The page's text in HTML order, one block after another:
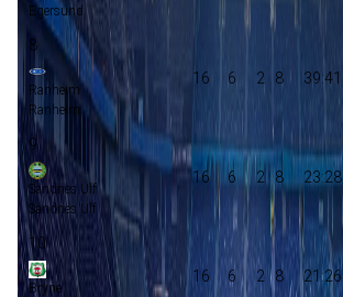
Egersund
8
Ranheim
Ranheim
16 6 2 8 39:41
9
Sandnes Ulf
Sandnes Ulf
16 6 2 8 23:28
10
Bryne
16 6 2 8 21:26